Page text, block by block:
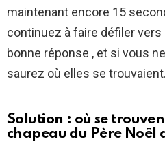
maintenant encore 15
continuez à faire défiler vers
bonne réponse , et si vous
saurez où elles se trouvaient.
Solution : où se
chapeau du Père Noël